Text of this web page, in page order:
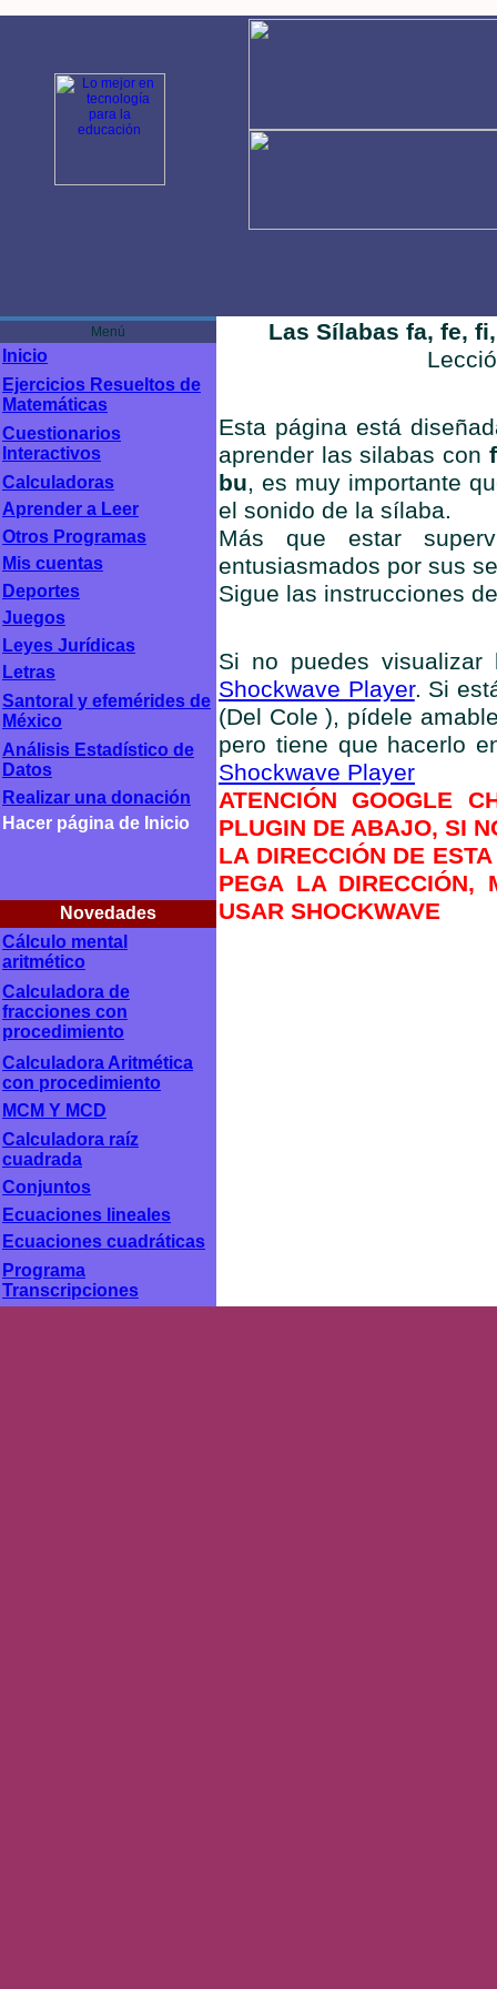
Las Sílabas fa, fe,
Esta página está
aprender las silabas con
bu, es muy importante
el sonido de la sílaba.
Más que estar
entusiasmados por sus
Sigue las instrucciones
Si no puedes visualizar
Shockwave Player. Si
(Del Cole ), pídele
pero tiene que hacerlo
Shockwave Player
ATENCIÓN GOOGLE
PLUGIN DE ABAJO, SI
LA DIRECCIÓN DE
PEGA LA DIRECCIÓN,
USAR SHOCKWAVE
Menú
Inicio
Ejercicios Resueltos de
Matemáticas
Cuestionarios
Interactivos
Calculadoras
Aprender a Leer
Otros Programas
Mis cuentas
Deportes
Juegos
Leyes Jurídicas
Letras
Santoral y efemérides de
México
Análisis Estadístico de
Datos
Realizar una donación
Hacer página de Inicio
Novedades
Cálculo mental
aritmético
Calculadora de
fracciones con
procedimiento
Calculadora Aritmética
con procedimiento
MCM Y MCD
Calculadora raíz
cuadrada
Conjuntos
Ecuaciones lineales
Ecuaciones cuadráticas
Programa
Transcripciones